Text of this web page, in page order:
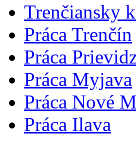
Trenčiansky
Práca Trenčín
Práca
Práca Myjava
Práca Nové
Práca Ilava